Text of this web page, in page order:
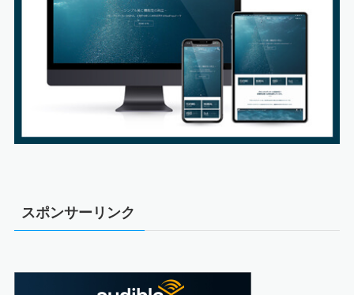
スポンサーリンク